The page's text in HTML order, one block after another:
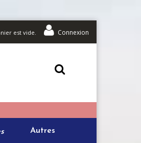
est vide. Connexion
Autres